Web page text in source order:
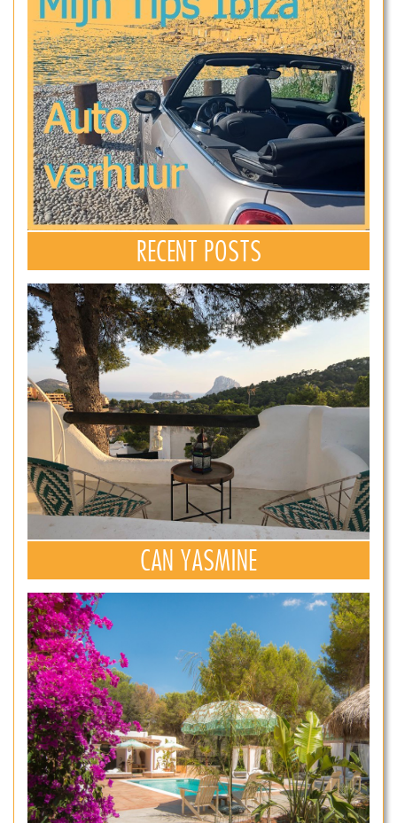
RECENT POSTS
CAN YASMINE